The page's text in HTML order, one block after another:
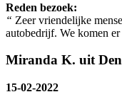
Reden bezoek:
“ Zeer vriendelijke
autobedrijf. We komen er
Miranda K. uit
15-02-2022